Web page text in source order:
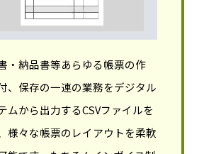
・納品書等あらゆる帳票の作
、保存の一連の業務をデジタル
ムから出力するCSVファイルを
様々な帳票のレイアウトを柔軟